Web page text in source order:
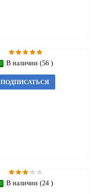
В наличии (56 )
ПОДПИСАТЬСЯ
В наличии (24 )